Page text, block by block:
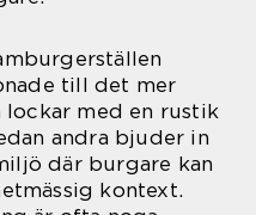
till det mer
lockar med en rustik
andra bjuder in
där burgare kan
kontext.